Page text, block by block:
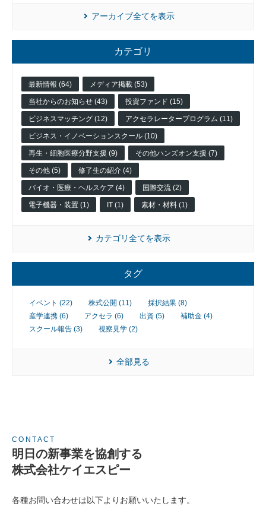
入
居
企
業
投
資
企
業
アーカイブ全てを表示
カテゴリ
最新情報 (64) メディア掲載 (53)
当社からのお知らせ (43) 投資ファンド (15)
ビジネスマッチング (12) アクセラレータープログラム (11)
ビジネス・イノベーションスクール (10)
再生・細胞医療分野支援 (9) その他ハンズオン支援 (7)
その他 (5) 修了生の紹介 (4)
バイオ・医療・ヘルスケア (4) 国際交流 (2)
電子機器・装置 (1) IT (1) 素材・材料 (1)
カテゴリ全てを表示
タグ
イベント (22) 株式公開 (11)
採択結果 (8)
産学連携 (6)
アクセラ (6) 出資 (5)
補助金 (4)
スクール報告 (3)
視察見学 (2)
全部見る
CONTACT
明日の新事業を協創する
株式会社ケイエスピー
各種お問い合わせは以下よりお願いいたします。